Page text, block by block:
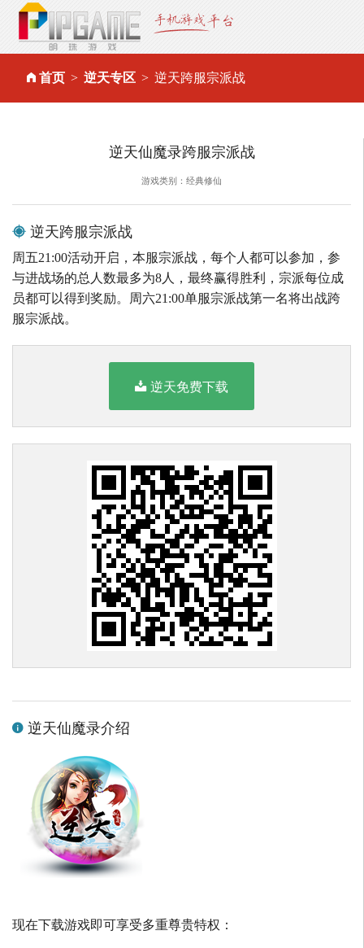
首页 逆天专区 逆天跨服宗派战
逆天仙魔录跨服宗派战
游戏类别：经典修仙
逆天跨服宗派战
周五21:00活动开启，本服宗派战，每个人都可以参加，参
与进战场的总人数最多为8人，最终赢得胜利，宗派每位成
员都可以得到奖励。周六21:00单服宗派战第一名将出战跨
服宗派战。
逆天免费下载
逆天仙魔录介绍
现在下载游戏即可享受多重尊贵特权：